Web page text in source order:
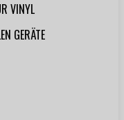
VINYL
GERÄTE